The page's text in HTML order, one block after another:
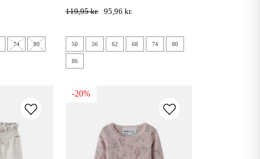
74 80
119,95 kr. 95,96 kr.
50 56 62 68 74 80
86
-20%